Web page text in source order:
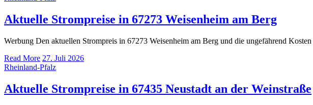
Aktuelle Strompreise in 67273 Weisenheim am Berg
Werbung Den aktuellen Strompreis in 67273 Weisenheim am Berg und die ungefährend
Read More 27. Juli 2026
Rheinland-Pfalz
Aktuelle Strompreise in 67435 Neustadt an der Weinstraße